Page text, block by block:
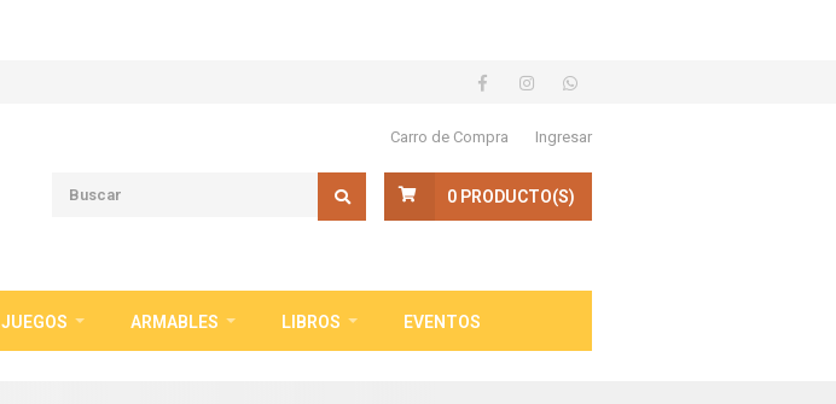
Carro de Compra Ingresar
0 PRODUCTO(S)
JUEGOS ARMABLES LIBROS EVENTOS